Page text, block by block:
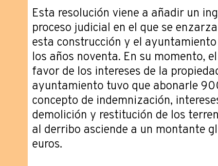
Esta resolución viene a añadir un
proceso judicial en el que se
esta construcción y el
los años noventa. En su momento,
favor de los intereses de la
ayuntamiento tuvo que abonarle
concepto de indemnización,
demolición y restitución de los
al derribo asciende a un montante
euros.